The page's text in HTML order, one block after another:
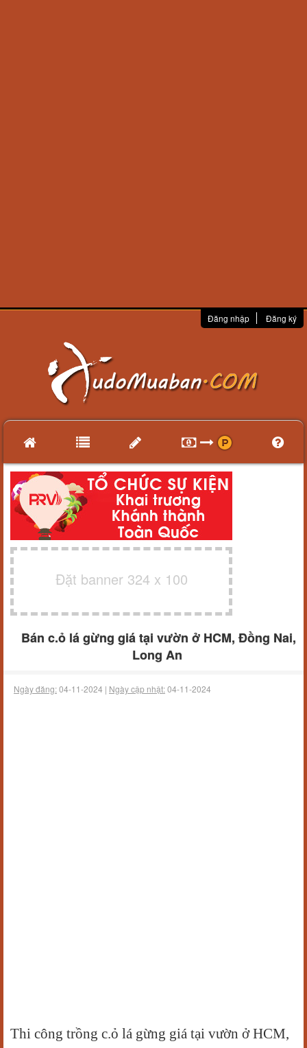
Đăng nhập Đăng ký
Đặt banner 324 x 100
Bán c.ỏ lá gừng giá tại vườn ở HCM, Đồng Nai,
Long An
Ngày đăng:04-11-2024 | Ngày cập nhật:04-11-2024
Thi công trồng c.ỏ lá gừng giá tại vườn ở HCM,